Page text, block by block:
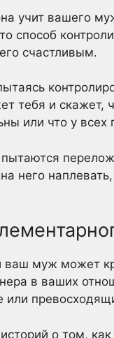
учит вашего
способ
счастливым.
тебя и
или что у
него
ваш муж может
в ваших
или
о том, как